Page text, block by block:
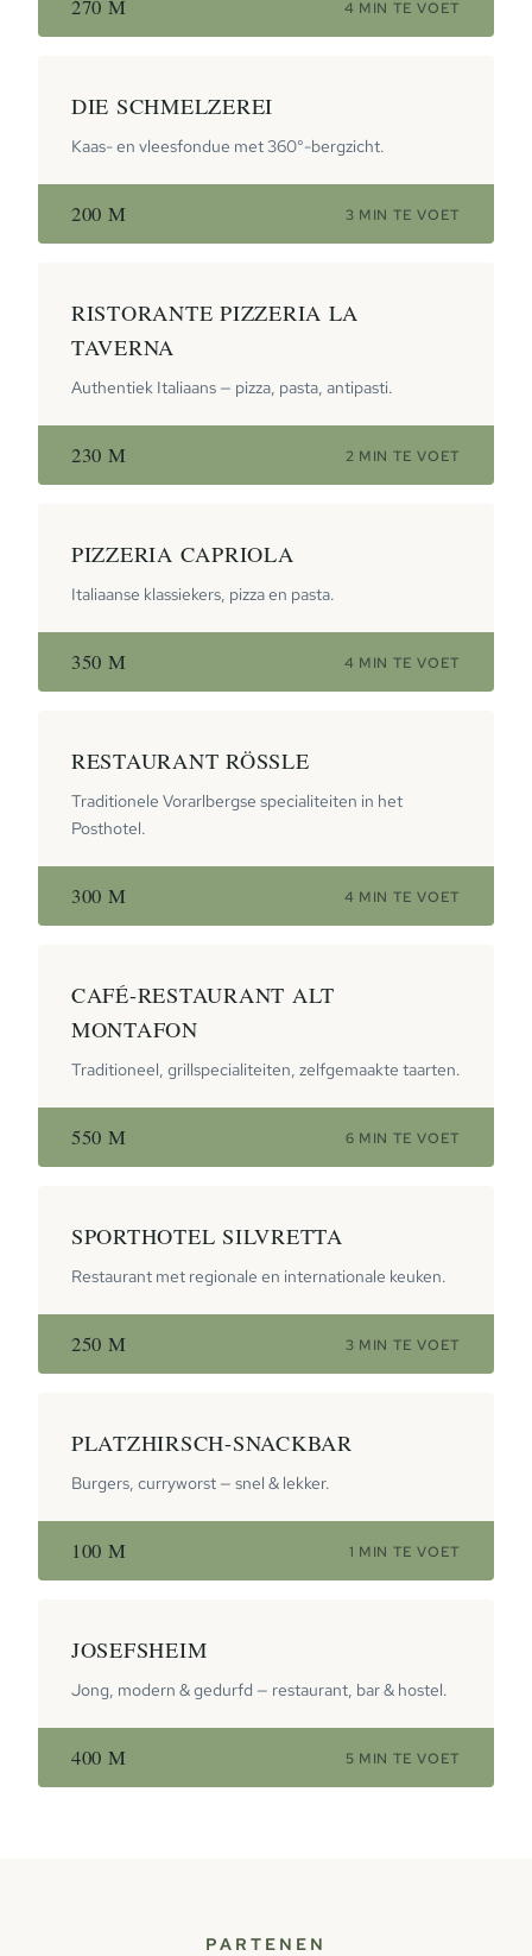
270 M 4 MIN TE VOET
DIE SCHMELZEREI
Kaas- en vleesfondue met 360°-bergzicht.
200 M 3 MIN TE VOET
RISTORANTE PIZZERIA LA
TAVERNA
Authentiek Italiaans — pizza, pasta, antipasti.
230 M 2 MIN TE VOET
PIZZERIA CAPRIOLA
Italiaanse klassiekers, pizza en pasta.
350 M 4 MIN TE VOET
RESTAURANT RÖSSLE
Traditionele Vorarlbergse specialiteiten in het
Posthotel.
300 M 4 MIN TE VOET
CAFÉ-RESTAURANT ALT
MONTAFON
Traditioneel, grillspecialiteiten, zelfgemaakte taarten.
550 M 6 MIN TE VOET
SPORTHOTEL SILVRETTA
Restaurant met regionale en internationale keuken.
250 M 3 MIN TE VOET
PLATZHIRSCH-SNACKBAR
Burgers, curryworst — snel & lekker.
100 M 1 MIN TE VOET
JOSEFSHEIM
Jong, modern & gedurfd — restaurant, bar & hostel.
400 M 5 MIN TE VOET
PARTENEN